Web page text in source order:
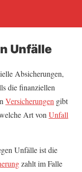
Unfälle
Absi­che­run­gen,
die finan­zi­el­len
Ver­si­che­run­gen gibt
Art von Unfall
Unfäl­le ist die
zahlt im Fal­le